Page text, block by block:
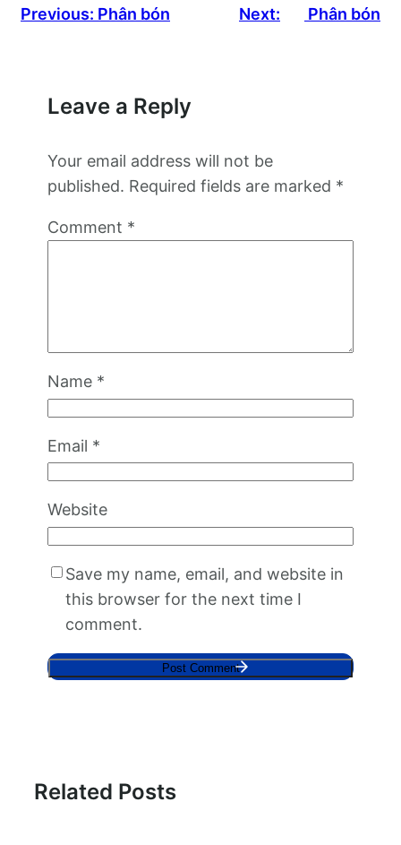
Previous: Phân bón Next: Phân bón
Leave a Reply
Your email address will not be
published. Required fields are marked *
Comment *
Name *
Email *
Website
Save my name, email, and website in
this browser for the next time I
comment.
Related Posts